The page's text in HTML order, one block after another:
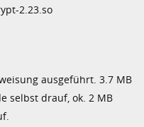
2.23.so
ausgeführt. 3.7 MB
selbst drauf, ok. 2 MB